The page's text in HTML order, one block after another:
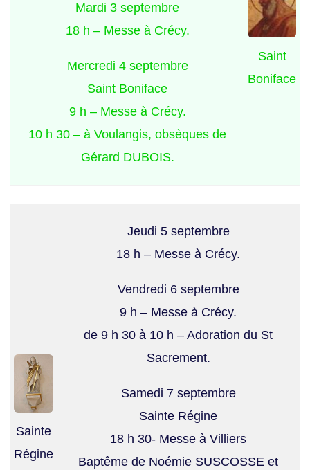
Mardi 3 septembre
18 h – Messe à Crécy.
Mercredi 4 septembre
Saint Boniface
9 h – Messe à Crécy.
10 h 30 – à Voulangis, obsèques de
Gérard DUBOIS.
Saint
Boniface
Sainte
Régine
Jeudi 5 septembre
18 h – Messe à Crécy.
Vendredi 6 septembre
9 h – Messe à Crécy.
de 9 h 30 à 10 h – Adoration du St
Sacrement.
Samedi 7 septembre
Sainte Régine
18 h 30- Messe à Villiers
Baptême de Noémie SUSCOSSE et